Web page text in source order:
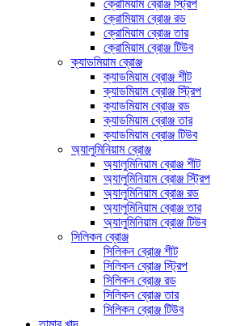
ক্রোমিয়াম ব্রোঞ্জ স্ট্রিপ
ক্রোমিয়াম ব্রোঞ্জ রড
ক্রোমিয়াম ব্রোঞ্জ তার
ক্রোমিয়াম ব্রোঞ্জ টিউব
ক্যাডমিয়াম ব্রোঞ্জ
ক্যাডমিয়াম ব্রোঞ্জ শীট
ক্যাডমিয়াম ব্রোঞ্জ স্ট্রিপ
ক্যাডমিয়াম ব্রোঞ্জ রড
ক্যাডমিয়াম ব্রোঞ্জ তার
ক্যাডমিয়াম ব্রোঞ্জ টিউব
অ্যালুমিনিয়াম ব্রোঞ্জ
অ্যালুমিনিয়াম ব্রোঞ্জ শীট
অ্যালুমিনিয়াম ব্রোঞ্জ স্ট্রিপ
অ্যালুমিনিয়াম ব্রোঞ্জ রড
অ্যালুমিনিয়াম ব্রোঞ্জ তার
অ্যালুমিনিয়াম ব্রোঞ্জ টিউব
সিলিকন ব্রোঞ্জ
সিলিকন ব্রোঞ্জ শীট
সিলিকন ব্রোঞ্জ স্ট্রিপ
সিলিকন ব্রোঞ্জ রড
সিলিকন ব্রোঞ্জ তার
সিলিকন ব্রোঞ্জ টিউব